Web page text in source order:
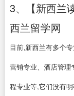
3、【新西兰
西兰留学网
目前,新西兰有多个
营销专业、酒店管
程专业等,它们没有